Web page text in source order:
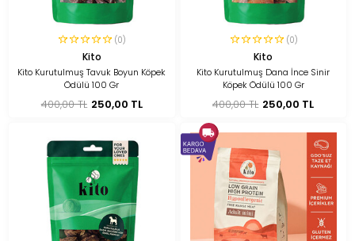
(0)
Kito
Kito Kurutulmuş Tavuk Boyun Köpek
Ödülü 100 Gr
400,00 TL 250,00 TL
(0)
Kito
Kito Kurutulmuş Dana İnce Sinir
Köpek Ödülü 100 Gr
400,00 TL 250,00 TL